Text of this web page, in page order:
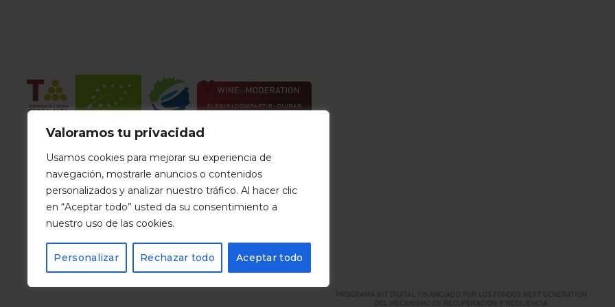
Valoramos tu privacidad
Usamos cookies para mejorar su experiencia de
navegación, mostrarle anuncios o contenidos
personalizados y analizar nuestro tráfico. Al hacer clic
en “Aceptar todo” usted da su consentimiento a
nuestro uso de las cookies.
Personalizar Rechazar todo Aceptar todo